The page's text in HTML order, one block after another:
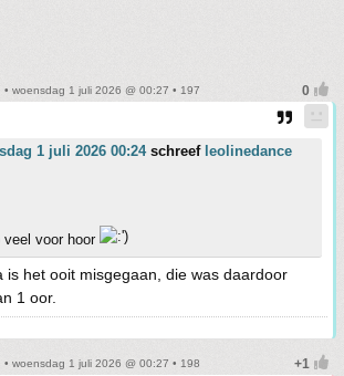
• woensdag 1 juli 2026 @ 00:27 • 197
1 juli 2026 00:24schreef leolinedance
voor hoor
is het ooit misgegaan, die was daardoor
1 oor.
• woensdag 1 juli 2026 @ 00:27 • 198